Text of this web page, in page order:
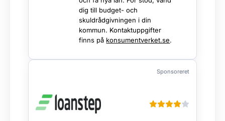
dig till budget- och
skuldrådgivningen i din
kommun. Kontaktuppgifter
finns på konsumentverket.se.
Sponsoreret